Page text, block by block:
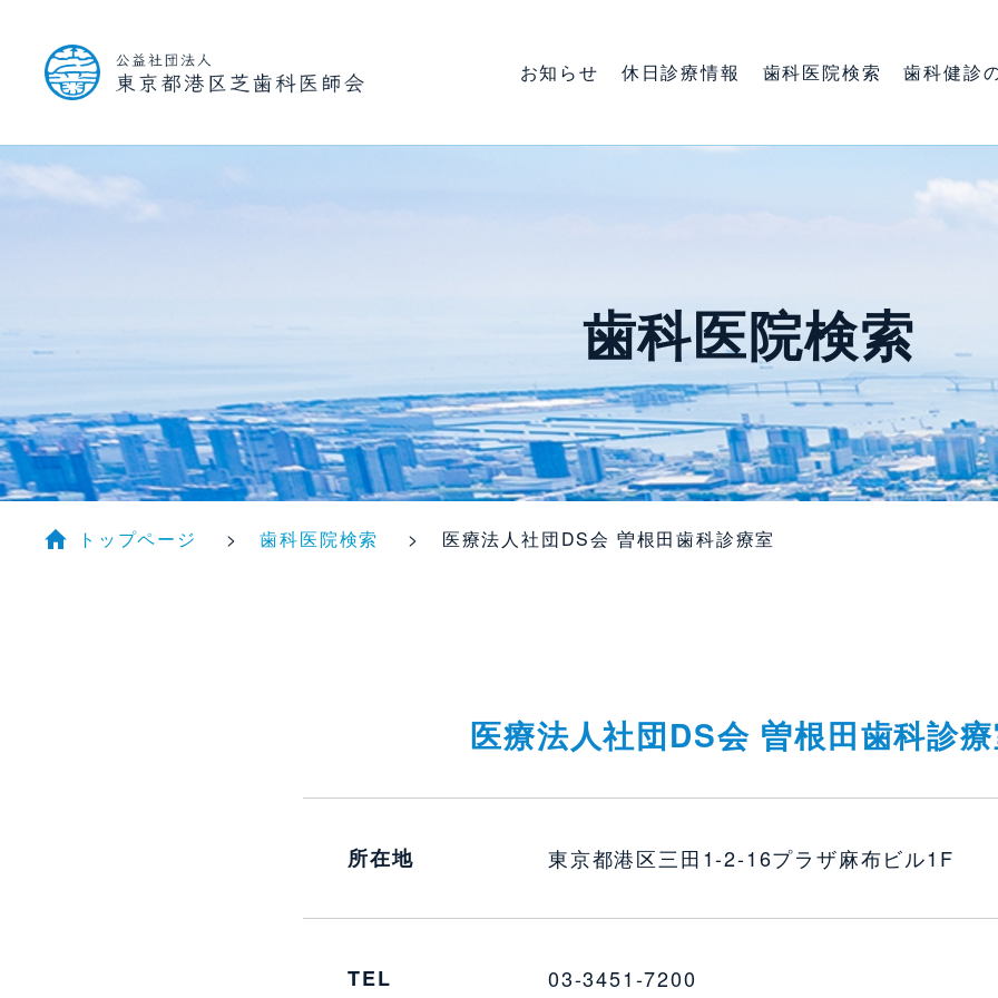
お知らせ 休日診療情報 歯科医院検索 歯科健診
歯科医院検索
トップページ 歯科医院検索 医療法人社団DS会 曽根田歯科診療室
医療法人社団DS会 曽根田歯科診
所在地 東京都港区三田1-2-16プラザ麻布ビル1F
TEL 03-3451-7200